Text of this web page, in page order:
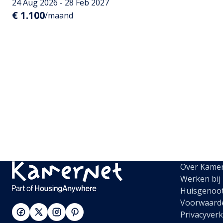
24 Aug 2026 - 28 Feb 2027
€ 1.100/maand
Over
Werken bij